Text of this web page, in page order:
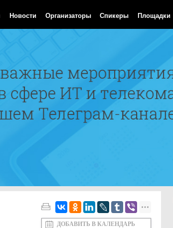
Новости Организаторы Спикеры Площадки
ДОБАВИТЬ В КАЛЕНДАРЬ